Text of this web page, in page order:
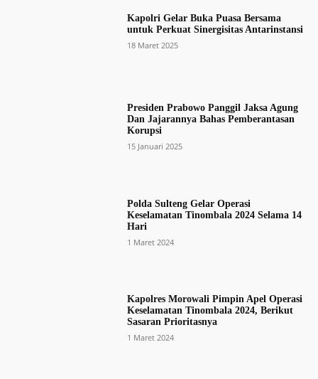
Kapolri Gelar Buka Puasa Bersama
untuk Perkuat Sinergisitas Antarinstansi
18 Maret 2025
Presiden Prabowo Panggil Jaksa Agung
Dan Jajarannya Bahas Pemberantasan
Korupsi
15 Januari 2025
Polda Sulteng Gelar Operasi
Keselamatan Tinombala 2024 Selama 14
Hari
1 Maret 2024
Kapolres Morowali Pimpin Apel Operasi
Keselamatan Tinombala 2024, Berikut
Sasaran Prioritasnya
1 Maret 2024